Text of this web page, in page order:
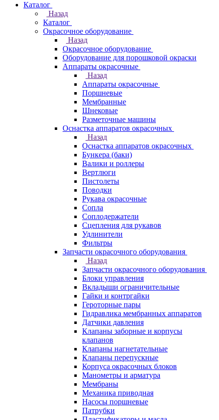
Каталог
Назад
Каталог
Окрасочное оборудование
Назад
Окрасочное оборудование
Оборудование для порошковой окраски
Аппараты окрасочные
Назад
Аппараты окрасочные
Поршневые
Мембранные
Шнековые
Разметочные машины
Оснастка аппаратов окрасочных
Назад
Оснастка аппаратов окрасочных
Бункера (баки)
Валики и роллеры
Вертлюги
Пистолеты
Поводки
Рукава окрасочные
Сопла
Соплодержатели
Сцепления для рукавов
Удлинители
Фильтры
Запчасти окрасочного оборудования
Назад
Запчасти окрасочного оборудования
Блоки управления
Вкладыши ограничительные
Гайки и контргайки
Героторные пары
Гидравлика мембранных аппаратов
Датчики давления
Клапаны заборные и корпусы
клапанов
Клапаны нагнетательные
Клапаны перепускные
Корпуса окрасочных блоков
Манометры и арматура
Мембраны
Механика приводная
Насосы поршневые
Патрубки